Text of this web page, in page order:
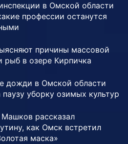
в Омской области
профессии останутся
причины массовой
рыб в озере Кирпичка
дожди в Омской области
паузу уборку озимых культур
рассказал
как Омск встретил
маска»